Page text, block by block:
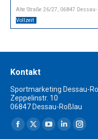
Alte Straße 26/27, 06847 Dessau-
Vollzeit
Kontakt
Sportmarketing Dessau-
Zeppelinstr. 10
06847 Dessau-Roßlau
Finden Sie uns auf:
Facebook
X
YouTube
Linkedin